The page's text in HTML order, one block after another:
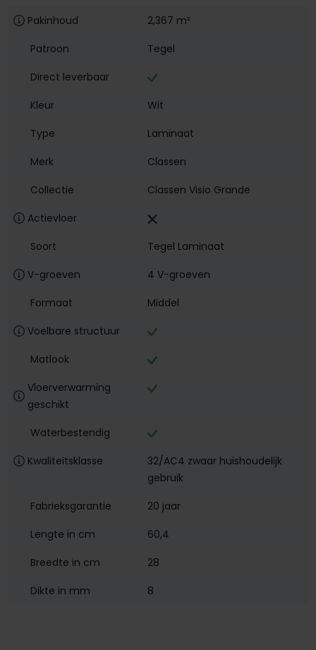
Pakinhoud
2,367 m²
Patroon
Tegel
Direct leverbaar
Kleur
Wit
Type
Laminaat
Merk
Classen
Collectie
Classen Visio Grande
Actievloer
Soort
Tegel Laminaat
V-groeven
4 V-groeven
Formaat
Middel
Voelbare structuur
Matlook
Vloerverwarming
geschikt
Waterbestendig‎
Kwaliteitsklasse
32/AC4 zwaar huishoudelijk
gebruik
Fabrieksgarantie
20 jaar
Lengte in cm
60,4
Breedte in cm
28
Dikte in mm
8